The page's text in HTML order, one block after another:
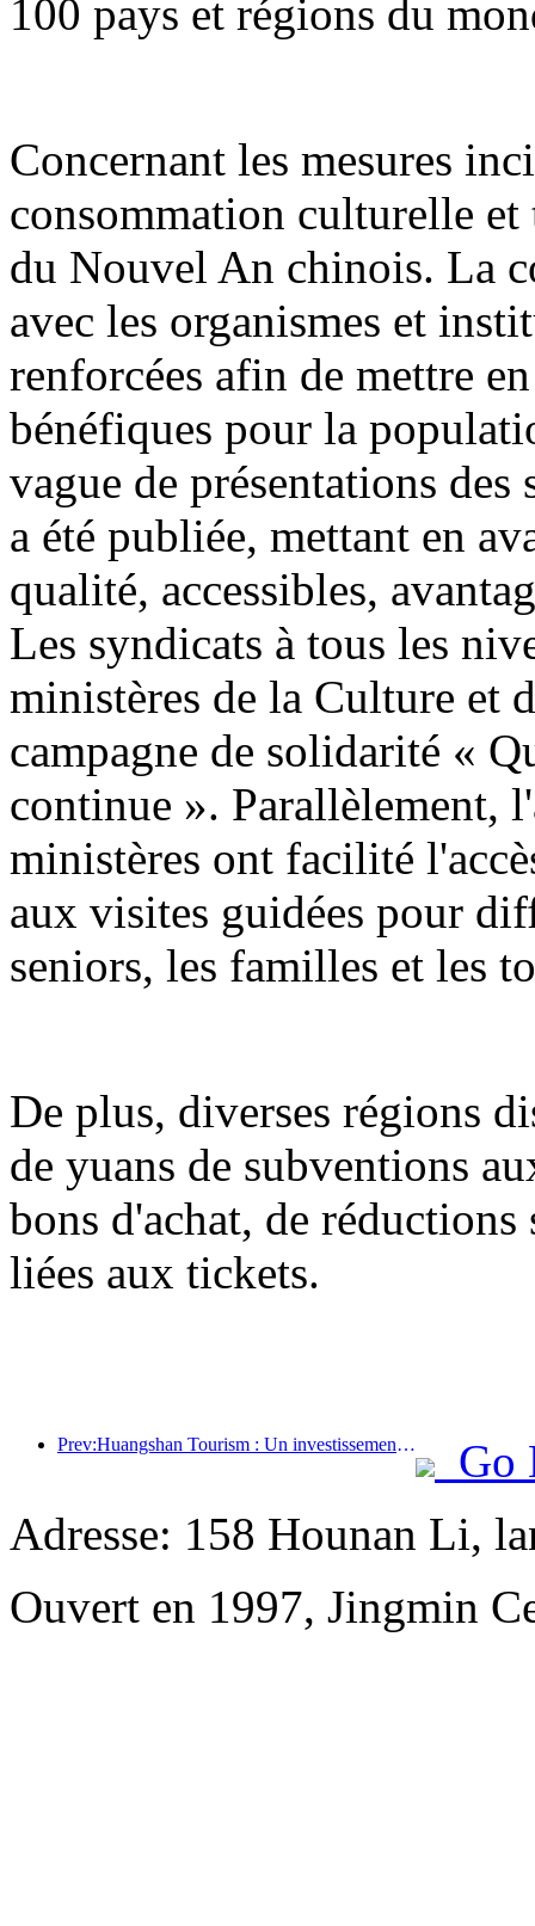
100 pays et régions du
Concernant les mesures
consommation culturelle
du Nouvel An chinois. La
avec les organismes et
renforcées afin de mettre
bénéfiques pour la
vague de présentations
a été publiée, mettant en
qualité, accessibles,
Les syndicats à tous les
ministères de la Culture et
campagne de solidarité «
continue ». Parallèlement,
ministères ont facilité
aux visites guidées pour
seniors, les familles et les
De plus, diverses régions
de yuans de subventions
bons d'achat, de
liées aux tickets.
Prev:Huangshan Tourism : Un investissement de 530 millions de yuans est prévu pour la rénovation des hôtels.
Go
Adresse: 158 Hounan Li,
Ouvert en 1997, Jingmin